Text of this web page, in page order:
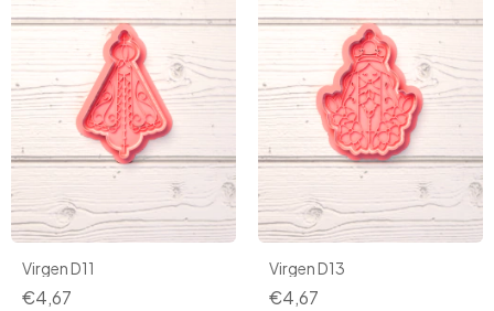
Virgen D11
€4,67
Virgen D13
€4,67